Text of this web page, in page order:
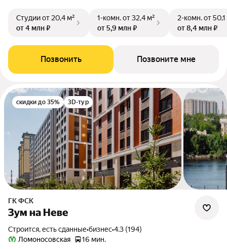
Студииот 20,4 м²
от 4 млн ₽
1-комн.от 32,4 м²
от 5,9 млн ₽
2-комн.от
от 8,4 млн ₽
Позвонить Позвоните мне
скидки до 35% 3D-тур
ГК ФСК
Зум на Неве
Строится, есть сданные•бизнес•4.3 (194)
Ломоносовская
16 мин.